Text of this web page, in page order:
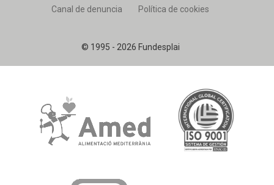
© 1995 - 2026 Fundesplai
Canal de denuncia
Política de cookies